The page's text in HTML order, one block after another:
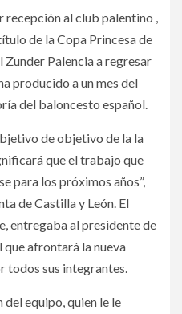
recepción al club palentino ,
de la Copa Princesa de
Palencia a regresar
producido a un mes del
del baloncesto español.
de objetivo de la la
que el trabajo que
para los próximos años”,
de Castilla y León. El
entregaba al presidente de
que afrontará la nueva
sus integrantes.
equipo, quien le le